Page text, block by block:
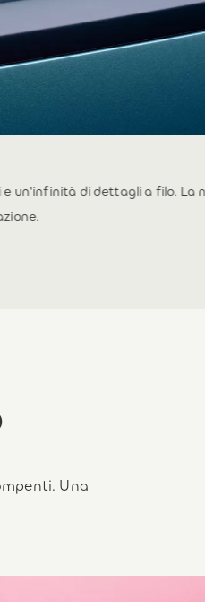
un'infinità di dettagli a filo. La
Una